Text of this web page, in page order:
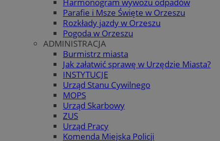
Parafie i Msze Święte w Orzeszu
Rozkłady jazdy w Orzeszu
Pogoda w Orzeszu
ADMINISTRACJA
Burmistrz miasta
Jak załatwić sprawę w Urzędzie Miasta?
INSTYTUCJE
Urząd Stanu Cywilnego
MOPS
Urząd Skarbowy
ZUS
Urząd Pracy
Komenda Miejska Policji